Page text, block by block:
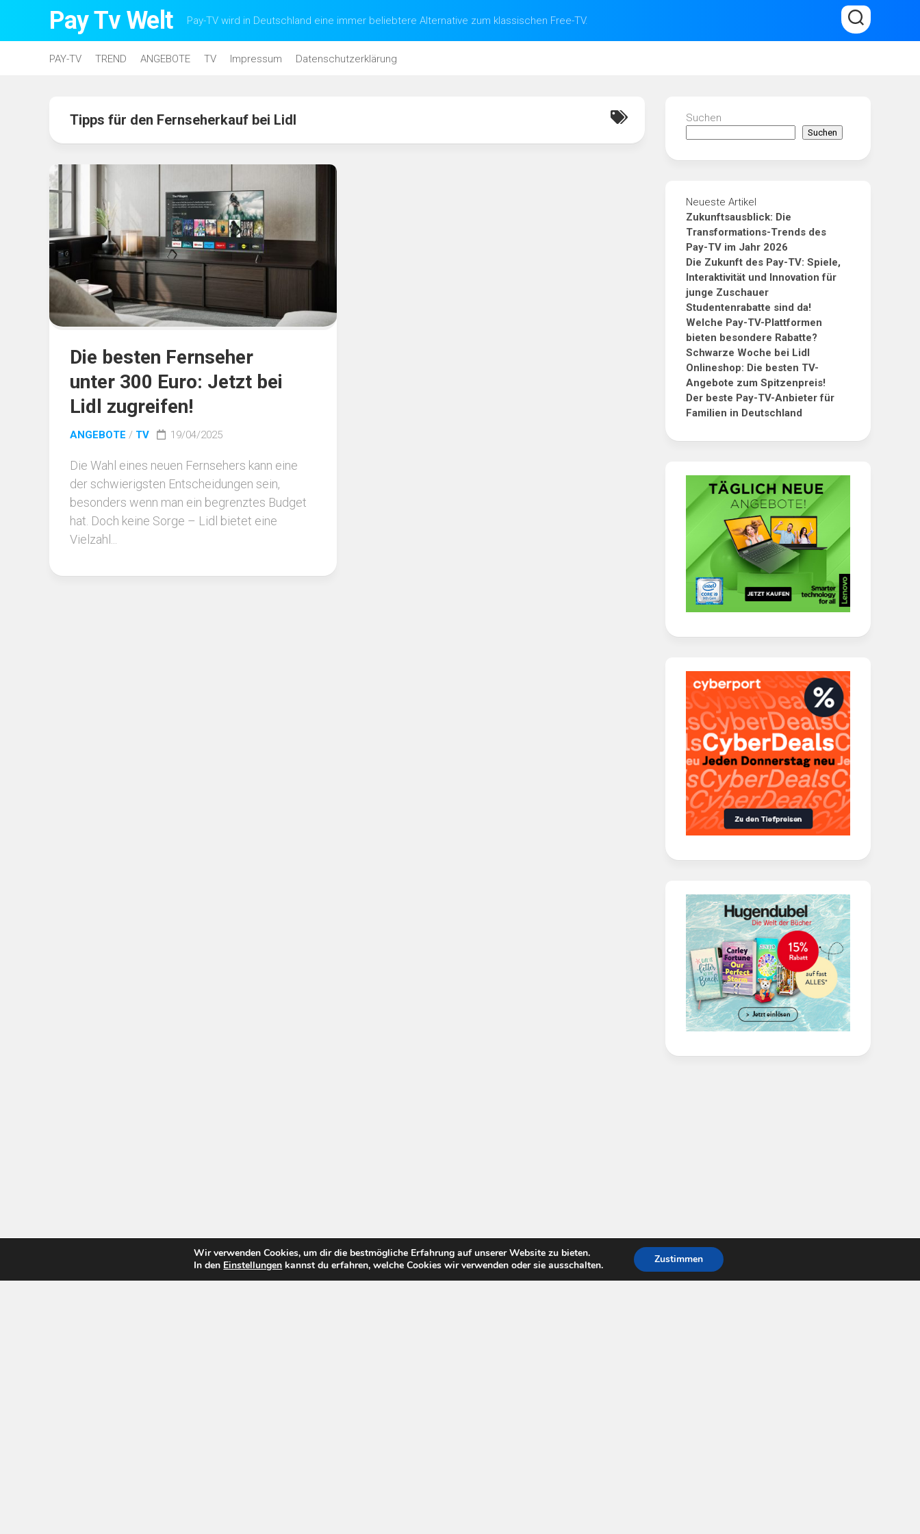
Pay Tv Welt Pay-TV wird in Deutschland eine immer beliebtere Alternative zum klassischen Free-TV.
PAY-TV TREND ANGEBOTE TV Impressum Datenschutzerklärung
Tipps für den Fernseherkauf bei Lidl
Die besten Fernseher
unter 300 Euro: Jetzt bei
Lidl zugreifen!
ANGEBOTE / TV 19/04/2025
Die Wahl eines neuen Fernsehers kann eine
der schwierigsten Entscheidungen sein,
besonders wenn man ein begrenztes Budget
hat. Doch keine Sorge – Lidl bietet eine
Vielzahl...
Suchen
Suchen
Neueste Artikel
Zukunftsausblick: Die
Transformations-Trends des
Pay-TV im Jahr 2026
Die Zukunft des Pay-TV: Spiele,
Interaktivität und Innovation für
junge Zuschauer
Studentenrabatte sind da!
Welche Pay-TV-Plattformen
bieten besondere Rabatte?
Schwarze Woche bei Lidl
Onlineshop: Die besten TV-
Angebote zum Spitzenpreis!
Der beste Pay-TV-Anbieter für
Familien in Deutschland
Wir verwenden Cookies, um dir die bestmögliche Erfahrung auf unserer Website zu bieten.
In den Einstellungen kannst du erfahren, welche Cookies wir verwenden oder sie ausschalten. Zustimmen